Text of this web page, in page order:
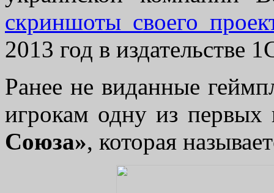
скриншоты своего
2013 год в издательстве
Ранее не виданные
игрокам одну из
Союза», которая